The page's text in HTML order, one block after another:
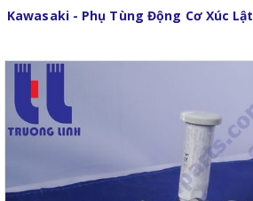
Kawasaki - Phụ Tùng Động Cơ Xúc Lật